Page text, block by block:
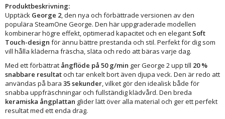
Produktbeskrivning:
Upptäck George 2 , den nya och förbättrade versionen av den
populära SteamOne George. Den här uppgraderade modellen
kombinerar högre effekt, optimerad kapacitet och en elegant Soft
Touch-design för ännu bättre prestanda och stil. Perfekt för dig som
vill hålla kläderna fräscha, släta och redo att bäras varje dag.
Med ett förbättrat ångflöde på 50 g/min ger George 2 upp till 20 %
snabbare resultatoch tar enkelt bort även djupa veck. Den är redo att
användas på bara 35 sekunder , vilket gör den idealisk både för
snabba uppfräschningar och fullständig klädvård. Den breda
keramiska ångplattan glider lätt över alla material och ger ett perfekt
resultat med ett enda drag.